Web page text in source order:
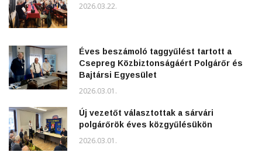
2026.03.22.
Éves beszámoló taggyűlést tartott a
Csepreg Közbiztonságáért Polgárőr és
Bajtársi Egyesület
2026.03.01.
Új vezetőt választottak a sárvári
polgárőrök éves közgyűlésükön
2026.03.01.